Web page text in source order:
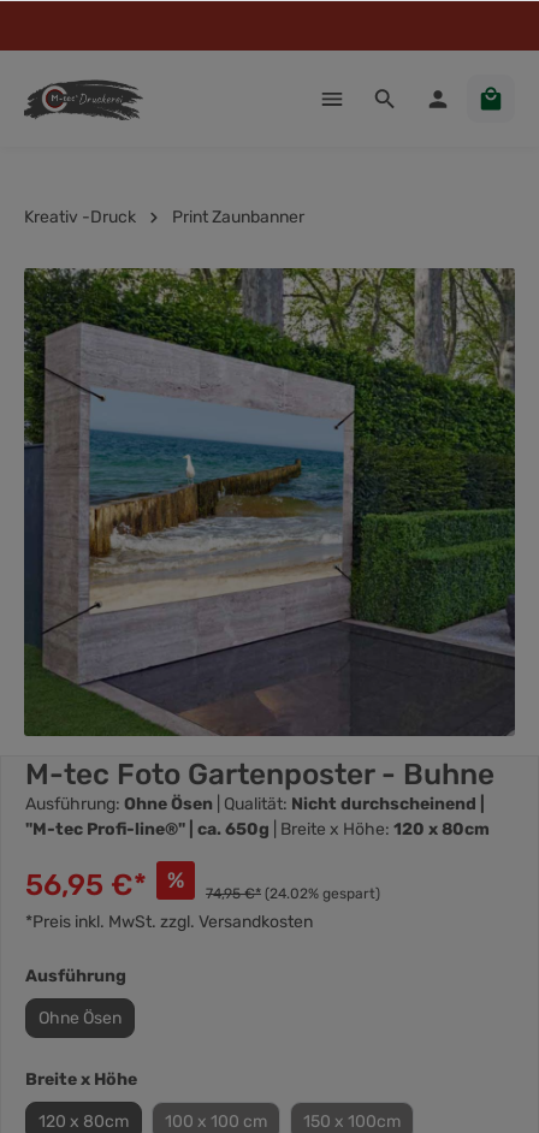
Kreativ -Druck Print Zaunbanner
M-tec Foto Gartenposter - Buhne
Ausführung: Ohne Ösen | Qualität: Nicht durchscheinend |
"M-tec Profi-line®" | ca. 650g
| Breite x Höhe: 120 x 80cm
56,95 €* % 74,95 €* (24.02% gespart)
*Preis inkl. MwSt. zzgl. Versandkosten
Ausführung
Ohne Ösen
Breite x Höhe
120 x 80cm 100 x 100 cm 150 x 100cm